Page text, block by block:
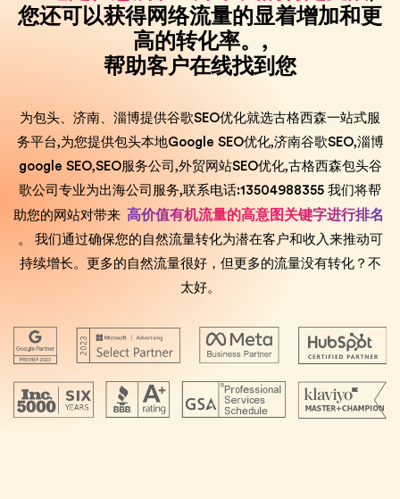
您还可以获得网络流量的显着增加和更
高的转化率。,
帮助客户在线找到您
为包头、济南、淄博提供谷歌SEO优化就选古格西森一站式服
务平台,为您提供包头本地Google SEO优化,济南谷歌SEO,淄博
google SEO,SEO服务公司,外贸网站SEO优化,古格西森包头谷
歌公司专业为出海公司服务,联系电话:13504988355 我们将帮
助您的网站对带来 高价值有机流量的高意图关键字进行排名
。 我们通过确保您的自然流量转化为潜在客户和收入来推动可
持续增长。更多的自然流量很好，但更多的流量没有转化？不
太好。